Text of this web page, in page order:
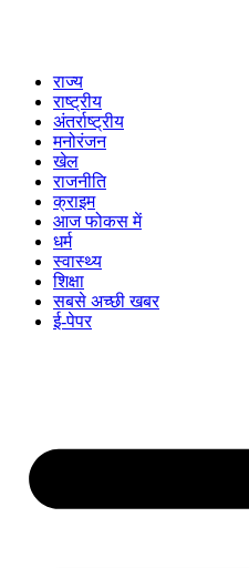
राज्य
राष्ट्रीय
अंतर्राष्ट्रीय
मनोरंजन
खेल
राजनीति
क्राइम
आज फोकस में
धर्म
स्वास्थ्य
शिक्षा
सबसे अच्छी खबर
ई-पेपर